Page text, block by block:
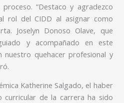
“Destaco y agradezco
rol del CIDD al asignar como
Joselyn Donoso Olave, que
y acompañado en este
nuestro quehacer profesional y
Katherine Salgado, el haber
curricular de la carrera ha sido